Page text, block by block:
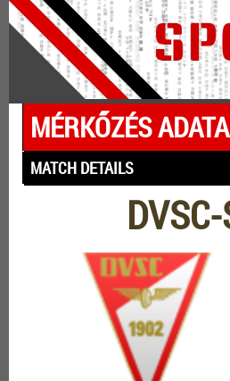
MÉRKŐZÉS
MATCH DETAILS